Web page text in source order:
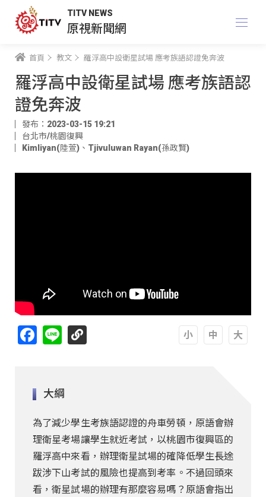
TITV NEWS
原視新聞網
首頁 教文 羅浮高中設衛星試場 應考族語認證免奔波
羅浮高中設衛星試場 應考族語認
證免奔波
發布：2023-03-15 19:21
台北市/桃園復興
Kimliyan(陸萱) 、 Tjivuluwan Rayan(孫政賢)
Facebook
Line
大綱
為了減少學生考族語認證的舟車勞頓，原語會辦
理衛星考場讓學生就近考試，以桃園市復興區的
羅浮高中來看，辦理衛星試場的確降低學生長途
跋涉下山考試的風險也提高到考率。不過回頭來
看，衛星試場的辦理有那麼容易嗎？原語會指出